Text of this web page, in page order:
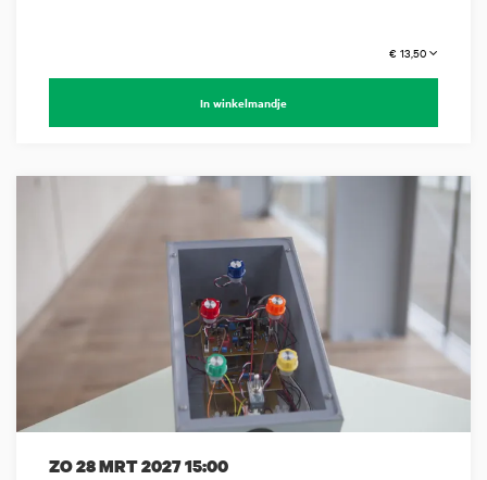
€ 13,50
In winkelmandje
ZO 28 MRT 202715:00